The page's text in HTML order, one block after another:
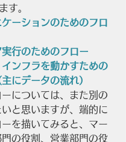
す。
ケーションのためのフロ
実行のためのフロー
ンフラを動かすための
にデータの流れ）
については、また別の
と思いますが、端的に
を描いてみると、マー
の役割、営業部門の役